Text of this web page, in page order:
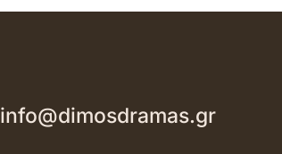
info@dimosdramas.gr